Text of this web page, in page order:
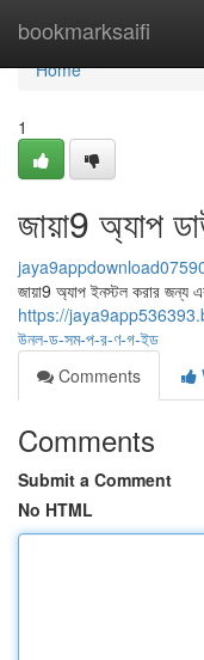
bookmarksaifi
Home
Home
1
জায়া9 অ্যাপ
জায়া9 অ্যাপ ইনস্টল করার জন্য
https://
উনল-ড-সম-প-র-ণ-গ-ইড
Comments
Comments
Submit a Comment
No HTML